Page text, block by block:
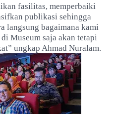
fasilitas, memperbaiki
publikasi sehingga
langsung bagaimana kami
Museum saja akan tetapi
ungkap Ahmad Nuralam.